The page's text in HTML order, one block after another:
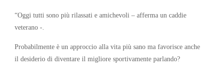
“Oggi tutti sono più rilassati e amichevoli – afferma un caddie
veterano -.
Probabilmente è un approccio alla vita più sano ma favorisce anche
il desiderio di diventare il migliore sportivamente parlando?